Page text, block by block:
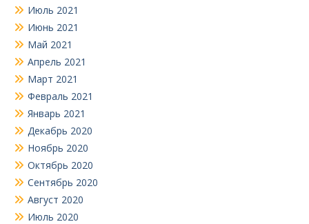
Июль 2021
Июнь 2021
Май 2021
Апрель 2021
Март 2021
Февраль 2021
Январь 2021
Декабрь 2020
Ноябрь 2020
Октябрь 2020
Сентябрь 2020
Август 2020
Июль 2020